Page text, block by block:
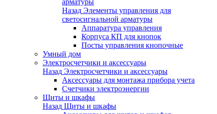
арматуры
Назад Элементы управления для
светосигнальной арматуры
Аппаратура управления
Корпуса КП для кнопок
Посты управления кнопочные
Умный дом
Электросчетчики и аксессуары
Назад Электросчетчики и аксессуары
Аксессуары для монтажа прибора учета
Счетчики электроэнергии
Щиты и шкафы
Назад Щиты и шкафы